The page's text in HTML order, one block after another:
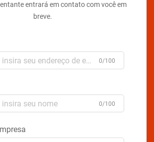
entrará em contato com você em
breve.
0/100
0/100